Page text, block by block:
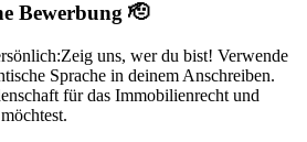
Bewerbung 🫡
Zeig uns, wer du bist! Verwende
Sprache in deinem Anschreiben.
für das Immobilienrecht und